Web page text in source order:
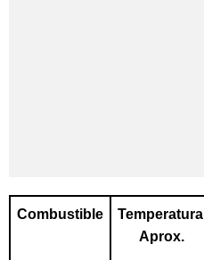
Combustible
Temperatura
Aprox.